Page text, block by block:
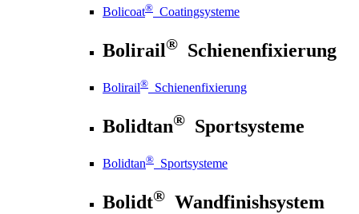
Bolicoat® Coatingsysteme
Bolirail® Schienenfixierung
Bolirail® Schienenfixierung
Bolidtan® Sportsysteme
Bolidtan® Sportsysteme
Bolidt® Wandfinishsystem